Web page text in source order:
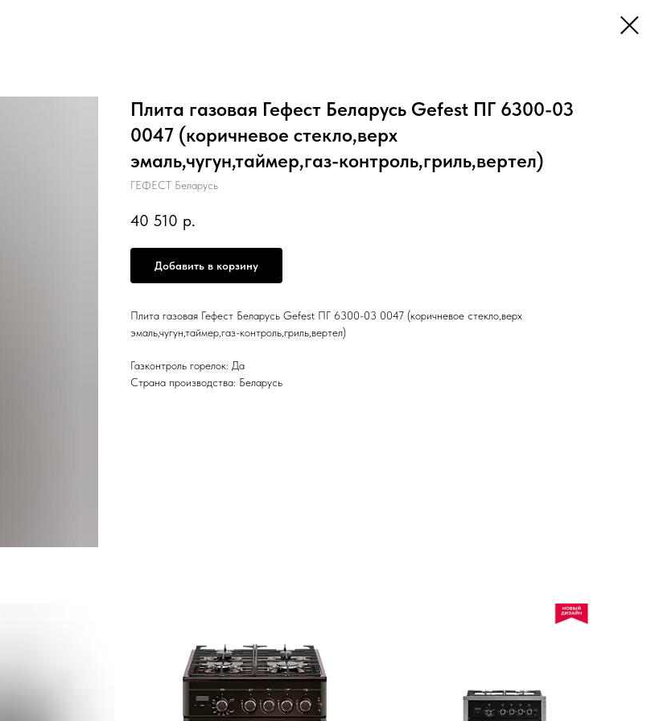
Плита газовая Гефест Беларусь Gefest ПГ 6300-03
0047 (коричневое стекло,верх
эмаль,чугун,таймер,газ-контроль,гриль,вертел)
ГЕФЕСТ Беларусь
40 510 р.
Добавить в корзину
Плита газовая Гефест Беларусь Gefest ПГ 6300-03 0047 (коричневое стекло,верх
эмаль,чугун,таймер,газ-контроль,гриль,вертел)
Газконтроль горелок: Да
Страна производства: Беларусь